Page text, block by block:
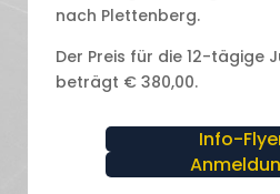
nach Plettenberg.
Der Preis für die 12-tägige
beträgt € 380,00.
Info-